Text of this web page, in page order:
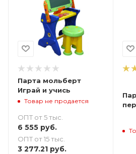
Парта мольберт
Играй и учись
Товар не продается
ОПТ от 5 тыс.
6 555 руб.
ОПТ от 15 тыс.
3 277.21 руб.